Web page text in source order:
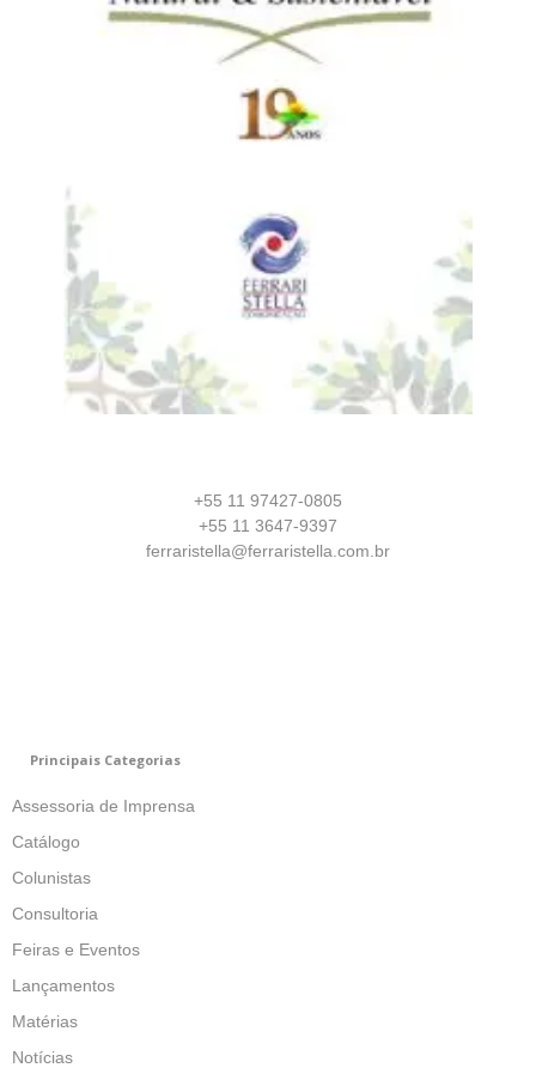
+55 11 97427-0805
+55 11 3647-9397
ferraristella@ferraristella.com.br
Principais Categorias
Assessoria de Imprensa
Catálogo
Colunistas
Consultoria
Feiras e Eventos
Lançamentos
Matérias
Notícias